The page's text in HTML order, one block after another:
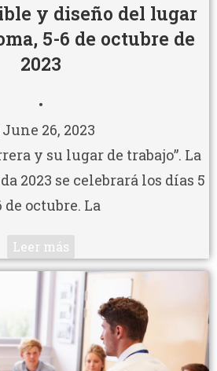
y diseño del lugar
5-6 de octubre de
2023
•
June 26, 2023
y su lugar de trabajo”. La
2023 se celebrará los días 5
de octubre. La
Leer más